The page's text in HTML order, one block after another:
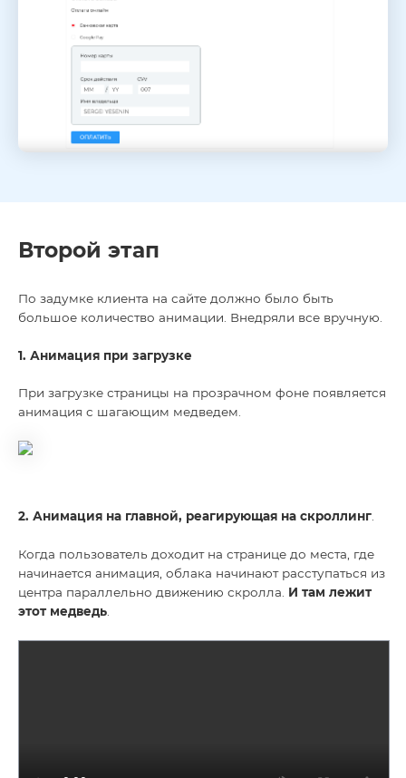
Второй этап
По задумке клиента на сайте должно было быть
большое количество анимации. Внедряли все вручную.
1. Анимация при загрузке
При загрузке страницы на прозрачном фоне появляется
анимация с шагающим медведем.
2. Анимация на главной, реагирующая на скроллинг
Когда пользователь доходит на странице до места, где
начинается анимация, облака начинают расступаться из
центра параллельно движению скролла. И там лежит
этот медведь